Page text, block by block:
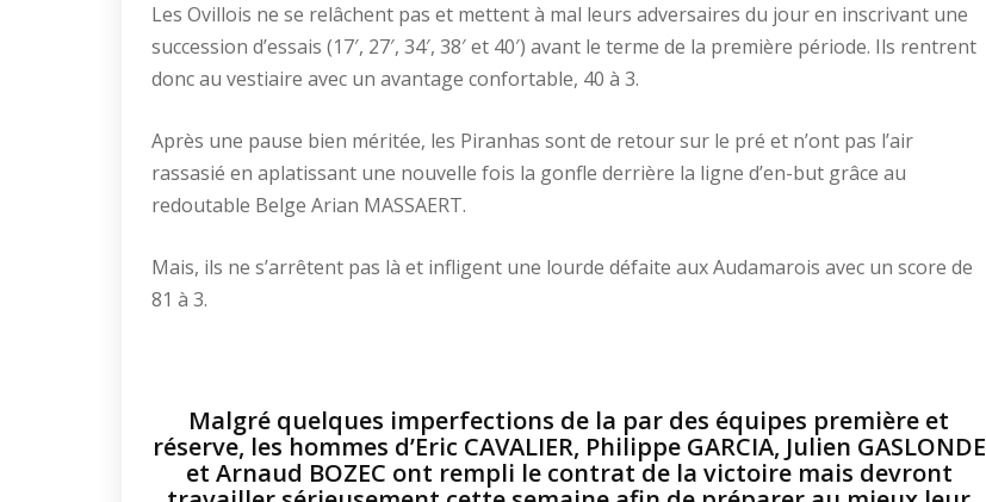
Les Ovillois ne se relâchent pas et mettent à mal leurs adversaires du jour en inscrivant une
succession d’essais (17′, 27′, 34′, 38′ et 40′) avant le terme de la première période. Ils rentrent
donc au vestiaire avec un avantage confortable, 40 à 3.
Après une pause bien méritée, les Piranhas sont de retour sur le pré et n’ont pas l’air
rassasié en aplatissant une nouvelle fois la gonfle derrière la ligne d’en-but grâce au
redoutable Belge Arian MASSAERT.
Mais, ils ne s’arrêtent pas là et infligent une lourde défaite aux Audamarois avec un score de
81 à 3.
Malgré quelques imperfections de la par des équipes première et
réserve, les hommes d’Eric CAVALIER, Philippe GARCIA, Julien GASLONDE
et Arnaud BOZEC ont rempli le contrat de la victoire mais devront